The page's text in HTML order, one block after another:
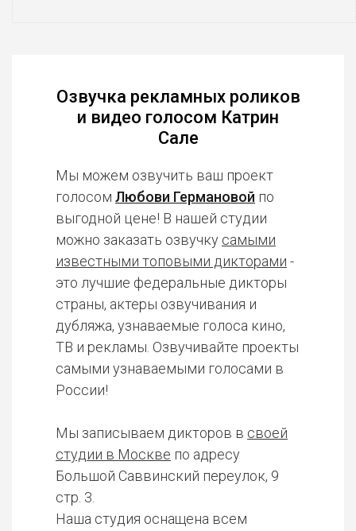
Озвучка рекламных роликов
и видео голосом Катрин
Сале
Мы можем озвучить ваш проект
голосом Любови Германовой по
выгодной цене! В нашей студии
можно заказать озвучку самыми
известными топовыми дикторами -
это лучшие федеральные дикторы
страны, актеры озвучивания и
дубляжа, узнаваемые голоса кино,
ТВ и рекламы. Озвучивайте проекты
самыми узнаваемыми голосами в
России!
Мы записываем дикторов в своей
студии в Москве по адресу
Большой Саввинский переулок, 9
стр. 3.
Наша студия оснащена всем